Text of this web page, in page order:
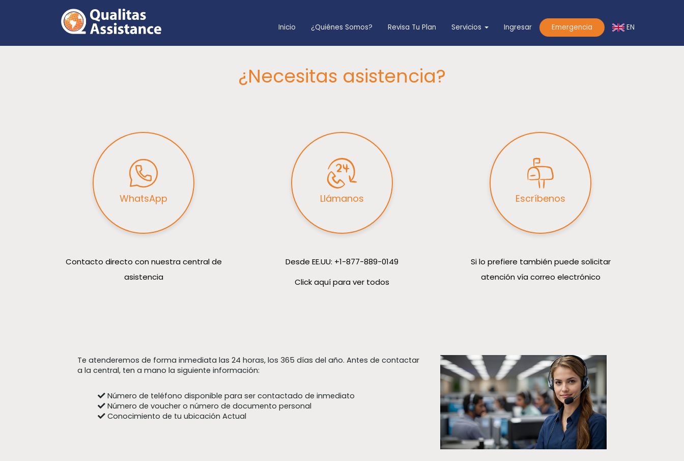
Inicio ¿Quiénes Somos? Revisa Tu Plan Servicios Ingresar Emergencia EN
¿Necesitas asistencia?
WhatsApp
Contacto directo con nuestra central de
asistencia
Llámanos
Desde EE.UU: +1-877-889-0149
Click aquí para ver todos
Escríbenos
Si lo prefiere también puede solicitar
atención vía correo electrónico
Te atenderemos de forma inmediata las 24 horas, los 365 días del año. Antes de contactar
a la central, ten a mano la siguiente información:
Número de teléfono disponible para ser contactado de inmediato
Número de voucher o número de documento personal
Conocimiento de tu ubicación Actual